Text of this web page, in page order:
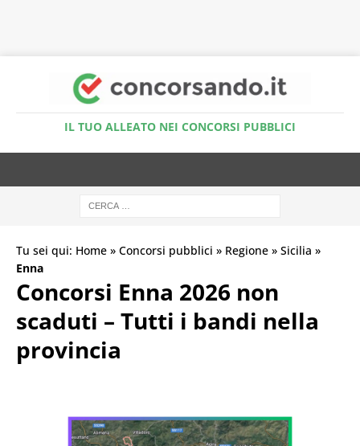
IL TUO ALLEATO NEI CONCORSI PUBBLICI
Tu sei qui: Home » Concorsi pubblici » Regione » Sicilia »
Enna
Concorsi Enna 2026 non
scaduti – Tutti i bandi nella
provincia